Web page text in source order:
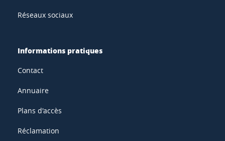
Réseaux sociaux
Informations pratiques
Contact
Annuaire
Plans d'accès
Réclamation